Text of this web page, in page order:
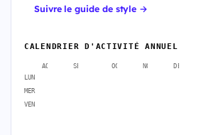
Suivre le guide de style →
CALENDRIER D'ACTIVITÉ ANNUEL
AOÛT SEPT. OCT. NOV. DÉC.
LUN
MER
VEN